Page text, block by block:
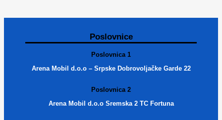
Poslovnice
Poslovnica 1
Arena Mobil d.o.o – Srpske Dobrovoljačke Garde 22
Poslovnica 2
Arena Mobil d.o.o Sremska 2 TC Fortuna